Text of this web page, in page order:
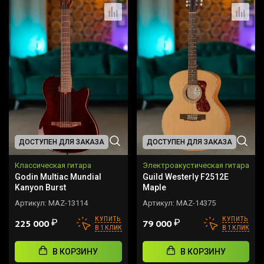
ДОСТУПЕН ДЛЯ ЗАКАЗА
Классическая гитара
Godin Multiac Mundial
Kanyon Burst
Артикул: MAZ-13114
225 000₽
КУПИТЬ
В 1 КЛИК
В КОРЗИНУ
ДОСТУПЕН ДЛЯ ЗАКАЗА
Электроакустическая гитара
Guild Westerly F2512E
Maple
Артикул: MAZ-14375
79 000₽
КУПИТЬ
В 1 КЛИК
В КОРЗИНУ